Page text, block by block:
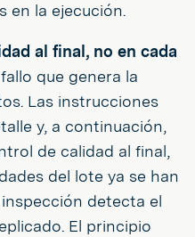
en la ejecución.
al final, no en cada
que genera la
Las instrucciones
y, a continuación,
de calidad al final,
del lote ya se han
detecta el
El principio